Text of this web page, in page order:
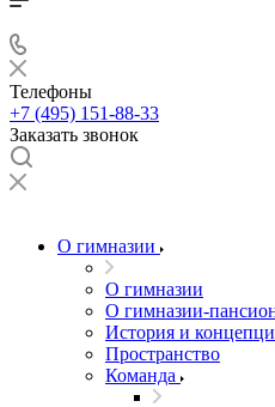
Телефоны
+7 (495) 151-88-33
Заказать звонок
О гимназии
О гимназии
О гимназии-
История и
Пространство
Команда